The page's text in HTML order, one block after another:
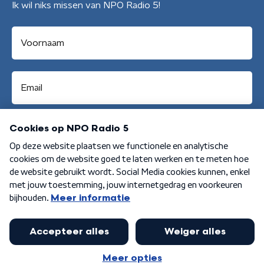
Ik wil niks missen van NPO Radio 5!
Aanmelden
Algemene voorwaarden